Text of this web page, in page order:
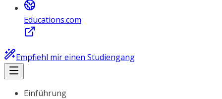
Educations.com
Empfiehl mir einen Studiengang
Einführung